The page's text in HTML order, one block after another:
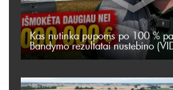
Kas nutinka pupoms po 100 %
Bandymo rezultatai nustebino